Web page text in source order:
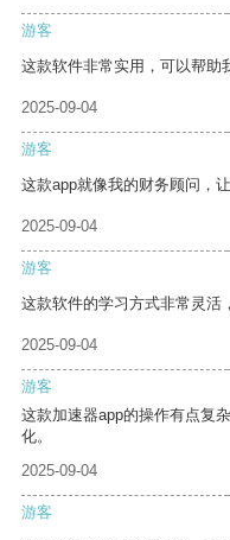
游客
这款软件非常实用，可以帮助
2025-09-04
游客
这款app就像我的财务顾问，
2025-09-04
游客
这款软件的学习方式非常灵活
2025-09-04
游客
这款加速器app的操作有点复
化。
2025-09-04
游客